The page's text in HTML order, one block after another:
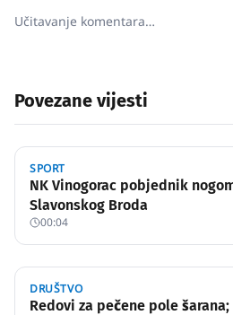
Učitavanje komentara…
Povezane vijesti
SPORT
NK Vinogorac pobjednik
Slavonskog Broda
00:04
DRUŠTVO
Redovi za pečene pole